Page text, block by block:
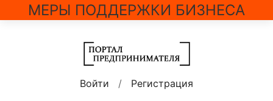
МЕРЫ ПОДДЕРЖКИ БИЗНЕСА
Войти / Регистрация